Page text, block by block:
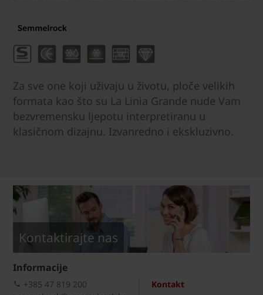
Za sve one koji uživaju u životu, ploče velikih
formata kao što su La Linia Grande nude Vam
bezvremensku ljepotu interpretiranu u
klasičnom dizajnu. Izvanredno i ekskluzivno.
Kontaktirajte nas
Informacije
Kontakt
+385 47 819 200​